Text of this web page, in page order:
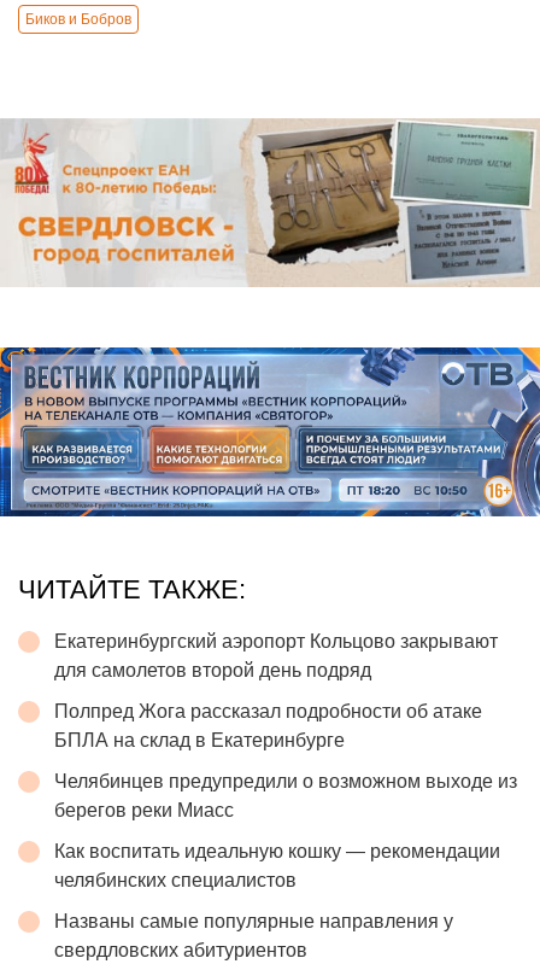
Биков и Бобров
ЧИТАЙТЕ ТАКЖЕ:
Екатеринбургский аэропорт Кольцово закрывают
для самолетов второй день подряд
Полпред Жога рассказал подробности об атаке
БПЛА на склад в Екатеринбурге
Челябинцев предупредили о возможном выходе из
берегов реки Миасс
Как воспитать идеальную кошку — рекомендации
челябинских специалистов
Названы самые популярные направления у
свердловских абитуриентов